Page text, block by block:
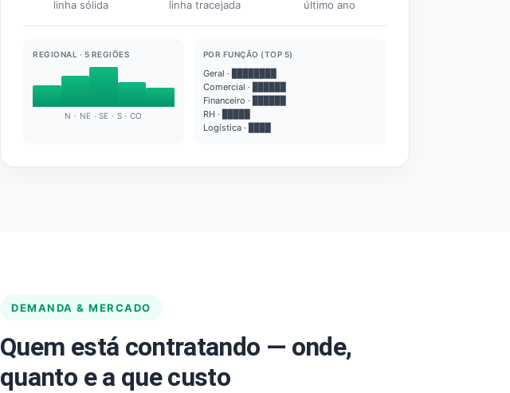
linha sólida linha tracejada último ano
REGIONAL · 5 REGIÕES
N · NE · SE · S · CO
POR FUNÇÃO (TOP 5)
Geral · ████████
Comercial · ██████
Financeiro · ██████
RH · █████
Logística · ████
DEMANDA & MERCADO
Quem está contratando — onde,
quanto e a que custo